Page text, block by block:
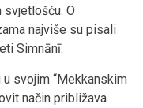
svjetlošću. O
najviše su pisali
Simnānī.
svojim “Mekkanskim
način približava